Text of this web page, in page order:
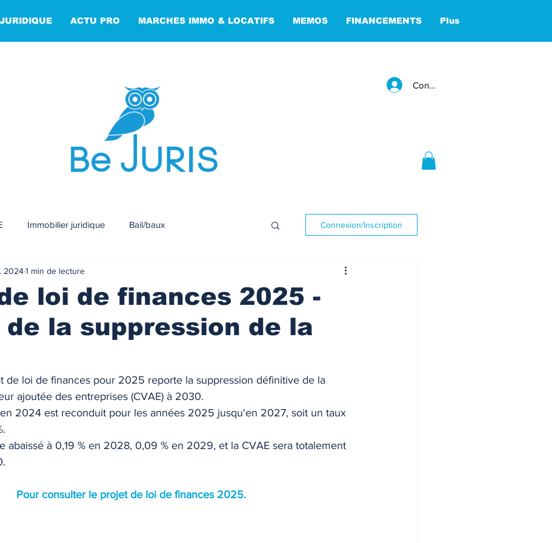
ACTU PRO MARCHES IMMO & LOCATIFS MEMOS FINANCEMENTS Plus
Connexion
Immobilier juridique Bail/baux
MARCHES IMMOBILIES & LOCATIFS
ancien Immobilier neuf Marchés locatifs
Défiscalisation Fiscalité de l'investissement
Connexion/Inscription
loi de finances 2025 -
de la suppression de la
20241 min de lecture
de loi de finances pour 2025 reporte la suppression définitive de la
ajoutée des entreprises (CVAE) à 2030.
2024 est reconduit pour les années 2025 jusqu'en 2027, soit un taux
abaissé à 0,19 % en 2028, 0,09 % en 2029, et la CVAE sera totalement
Pour consulter le projet de loi de finances 2025.